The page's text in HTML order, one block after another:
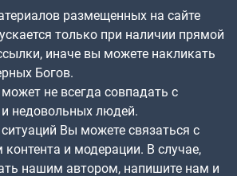
размещенных на сайте
только при наличии прямой
иначе вы можете накликать
Богов.
не всегда совпадать с
недовольных людей.
Вы можете связаться с
и модерации. В случае,
нашим автором, напишите нам и